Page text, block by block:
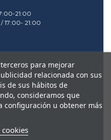
21:00
17:00- 21:00
para mejorar
relacionada con sus
de sus hábitos de
consideramos que
configuración u obtener más
cookies